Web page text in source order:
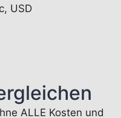
USD
ALLE Kosten und